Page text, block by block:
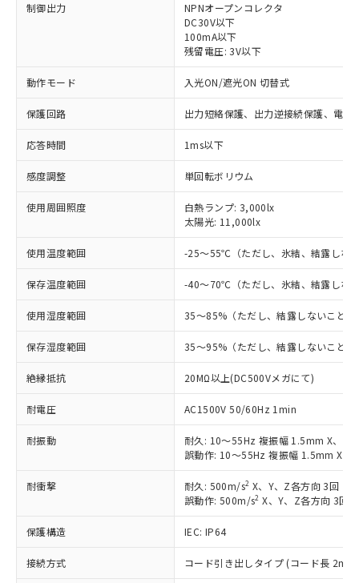
制御出力
NPNオープンコレクタ
DC30V以下
100mA以下
残留電圧: 3V以下
動作モード 入光ON/遮光ON 切替式
保護回路 出力短絡保護、出力逆接続保護、電源
応答時間 1ms以下
感度調整 単回転ボリウム
使用周囲照度
白熱ランプ: 3,000lx
太陽光: 11,000lx
使用温度範囲 -25～55℃（ただし、氷結、結露しな
保存温度範囲 -40～70℃（ただし、氷結、結露しな
使用湿度範囲 35～85%（ただし、結露しないこと）
保存湿度範囲 35～95%（ただし、結露しないこと）
絶縁抵抗 20MΩ以上(DC500Vメガにて)
耐電圧 AC1500V 50/60Hz 1min
耐振動
耐久: 10～55Hz 複振幅 1.5mm X、Y
誤動作: 10～55Hz 複振幅 1.5mm X、
耐衝撃 耐久: 500m/s2 X、Y、Z各方向 3回
誤動作: 500m/s2 X、Y、Z各方向 3回
保護構造 IEC: IP64
接続方式 コード引き出しタイプ (コード長 2m)
以下の条件をお読みいただき、同意のうえ
本サービスは、当社制御機器事業取扱
商品の当社在庫状況および標準価格
(税抜)を提供させていただくもので
当社制御機器事業取扱商品の中には、
本サービスの対象外となる商品もある
ことをご了承ください。
在庫状況および標準価格照会結果は、
記載している更新日時点での社内デー
タに基づき作成されるものであり、閲
覧された時点での実際の在庫および標
準価格とは異なる場合があることをご
※1 対応状況
対応済み：EU RoHS指令（10物質）の
非含有に対応した製品が提供可能な商品で
対応予定：EU RoHS指令（10物質）の非含
有に対応した製品に切り替える予定のある
商品です。
対応予定なし：EU RoHS指令（10物質）の
非含有に非対応の商品で、対応品を出す予
調査・確認中：EU RoHS指令（10物質）の
非含有の対応状況を調査中または確認中の
非該当品：ライセンス料など無形物で、有
害物質有無と関係のない商品です。
仕入先様の事情により、非含有部品として
いたものが、含有品と判明した場合などや
むを得ず変更することがあります。
*EU RoHS指令（10物質）：
鉛(Pb) 1000ppm以下、 水銀(Hg) 1000ppm以下、 カド
ミウム(Cd) 100ppm以下、
六価クロム(Cr(Ⅵ)) 1000ppm以下、ポリ臭化ビフェニル
※1 中国RoHS○×表
「○」：最大均質材料含有率が中国RoHSの
基準値以下であることを示します。
「×」：最大均質材料含有率が中国RoHSの
基準値を超えていることを示します。
「－」：未確認です。当社販売部門へお問
*中国RoHS10物質の基準値 (GB/T26572)：
Pb(鉛) :1000ppm、 Hg(水銀) : 1000ppm、 Cd(カドミウ
当社は、これら貴社製品のうち、外国
為替および外国貿易法に定める商品
または国外への提供する場合は、日本
国政府の輸出許可(または役務取引許